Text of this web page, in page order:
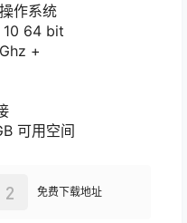
作系统
64 bit
+
可用空间
免费下载地址
2